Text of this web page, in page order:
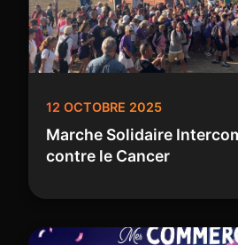
12 OCTOBRE 2025
Marche Solidaire
contre le Cancer